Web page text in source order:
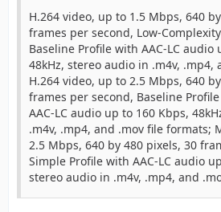
H.264 video, up to 1.5 Mbps, 640
frames per second, Low-
Baseline Profile with AAC-LC audio
48kHz, stereo audio in .m4v, .mp4,
H.264 video, up to 2.5 Mbps, 640
frames per second, Baseline
AAC-LC audio up to 160 Kbps,
.m4v, .mp4, and .mov file formats;
2.5 Mbps, 640 by 480 pixels, 30
Simple Profile with AAC-LC audio
stereo audio in .m4v, .mp4, and